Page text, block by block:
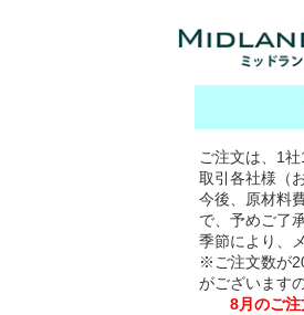
ご注文は、1
取引各社様（
今後、原材料
で、予めご了
季節により、
※ご注文数が
がございます
8月のご注